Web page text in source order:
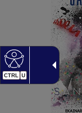
CTRL U